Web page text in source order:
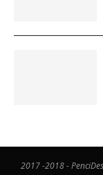
2017 -2018 -